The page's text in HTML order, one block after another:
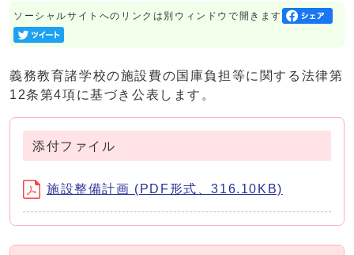
ソーシャルサイトへのリンクは別ウィンドウで開きます
義務教育諸学校の施設費の国庫負担等に関する法律第
12条第4項に基づき公表します。
添付ファイル
施設整備計画 (PDF形式、316.10KB)